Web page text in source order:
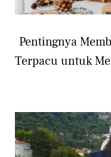
Pentingnya
Terpacu untuk